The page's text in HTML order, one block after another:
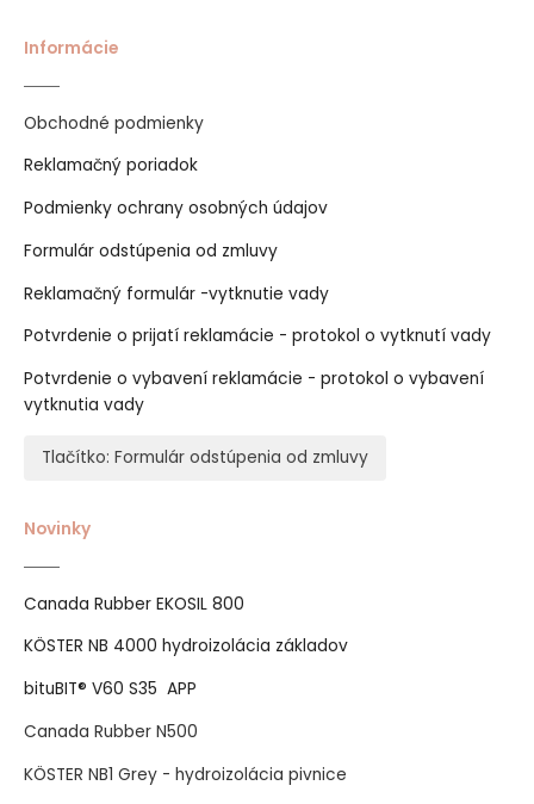
Informácie
Obchodné podmienky
Reklamačný poriadok
Podmienky ochrany osobných údajov
Formulár odstúpenia od zmluvy
Reklamačný formulár -vytknutie vady
Potvrdenie o prijatí reklamácie - protokol o vytknutí vady
Potvrdenie o vybavení reklamácie - protokol o vybavení
vytknutia vady
Tlačítko: Formulár odstúpenia od zmluvy
Novinky
Canada Rubber EKOSIL 800
KÖSTER NB 4000 hydroizolácia základov
bituBIT® V60 S35 APP
Canada Rubber N500
KÖSTER NB1 Grey - hydroizolácia pivnice